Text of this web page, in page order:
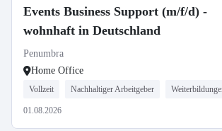
Events Business Support (m/f/d) -
wohnhaft in Deutschland
Penumbra
Home Office
Vollzeit Nachhaltiger Arbeitgeber
01.08.2026